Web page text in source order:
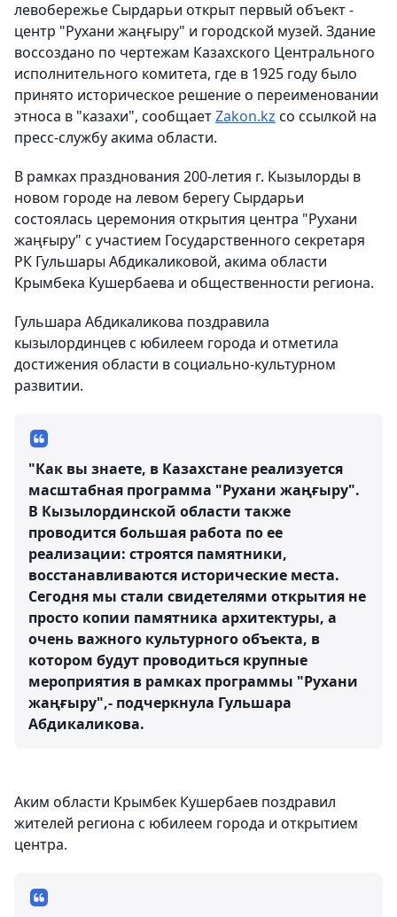
левобережье Сырдарьи открыт первый объект -
центр "Рухани жаңғыру" и городской музей. Здание
воссоздано по чертежам Казахского Центрального
исполнительного комитета, где в 1925 году было
принято историческое решение о переименовании
этноса в "казахи", сообщаетZakon.kz со ссылкой на
пресс-службу акима области.
В рамках празднования 200-летия г. Кызылорды в
новом городе на левом берегу Сырдарьи
состоялась церемония открытия центра "Рухани
жаңғыру" с участием Государственного секретаря
РК Гульшары Абдикаликовой, акима области
Крымбека Кушербаева и общественности региона.
Гульшара Абдикаликова поздравила
кызылординцев с юбилеем города и отметила
достижения области в социально-культурном
развитии.
"Как вы знаете, в Казахстане реализуется
масштабная программа "Рухани жаңғыру".
В Кызылординской области также
проводится большая работа по ее
реализации: строятся памятники,
восстанавливаются исторические места.
Сегодня мы стали свидетелями открытия не
просто копии памятника архитектуры, а
очень важного культурного объекта, в
котором будут проводиться крупные
мероприятия в рамках программы "Рухани
жаңғыру",- подчеркнула Гульшара
Абдикаликова.
Аким области Крымбек Кушербаев поздравил
жителей региона с юбилеем города и открытием
центра.